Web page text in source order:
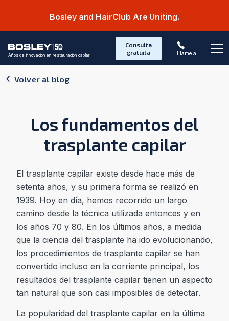
Bosley and HairClub Are Uniting.
Años de innovación en restauración capilar
Consulta
gratuita
Llame a
Volver al blog
Los fundamentos del
trasplante capilar
El trasplante capilar existe desde hace más de
setenta años, y su primera forma se realizó en
1939. Hoy en día, hemos recorrido un largo
camino desde la técnica utilizada entonces y en
los años 70 y 80. En los últimos años, a medida
que la ciencia del trasplante ha ido evolucionando,
los procedimientos de trasplante capilar se han
convertido incluso en la corriente principal, los
resultados del trasplante capilar tienen un aspecto
tan natural que son casi imposibles de detectar.
La popularidad del trasplante capilar en la última